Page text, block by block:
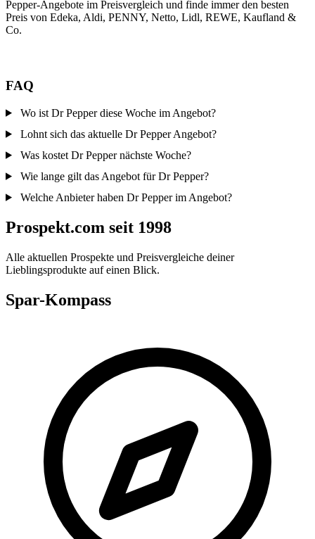
Pepper-Angebote im Preisvergleich und finde immer den besten
Preis von Edeka, Aldi, PENNY, Netto, Lidl, REWE, Kaufland &
Co.
FAQ
Wo ist Dr Pepper diese Woche im Angebot?
Lohnt sich das aktuelle Dr Pepper Angebot?
Was kostet Dr Pepper nächste Woche?
Wie lange gilt das Angebot für Dr Pepper?
Welche Anbieter haben Dr Pepper im Angebot?
Prospekt.com seit 1998
Alle aktuellen Prospekte und Preisvergleiche deiner
Lieblingsprodukte auf einen Blick.
Spar-Kompass